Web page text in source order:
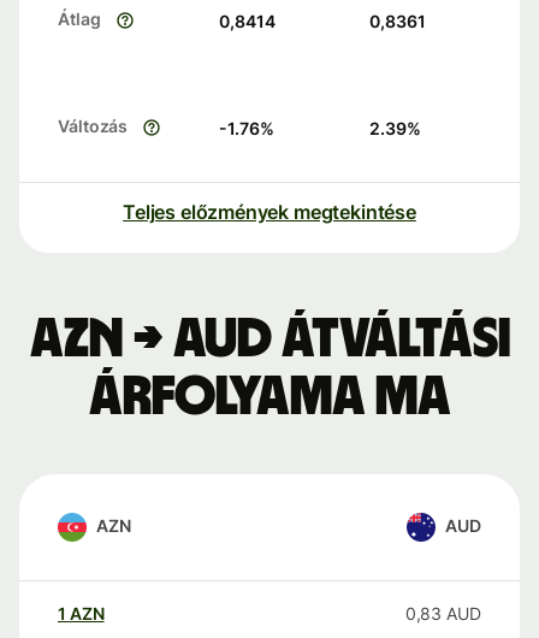
Átlag 0,8414 0,8361
Változás -1.76% 2.39%
Teljes előzmények megtekintése
AZN → AUD átváltási
árfolyama ma
AZN AUD
1 AZN 0,83 AUD